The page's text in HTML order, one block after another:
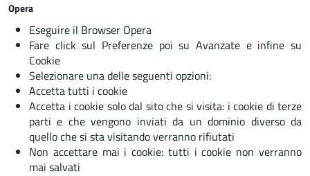
Opera
Eseguire il Browser Opera
Fare click sul Preferenze poi su Avanzate e infine su
Cookie
Selezionare una delle seguenti opzioni:
Accetta tutti i cookie
Accetta i cookie solo dal sito che si visita: i cookie di terze
parti e che vengono inviati da un dominio diverso da
quello che si sta visitando verranno rifiutati
Non accettare mai i cookie: tutti i cookie non verranno
mai salvati